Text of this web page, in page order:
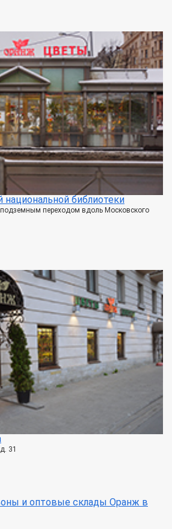
национальной библиотеки
переходом вдоль Московского
31
и оптовые склады Оранж в